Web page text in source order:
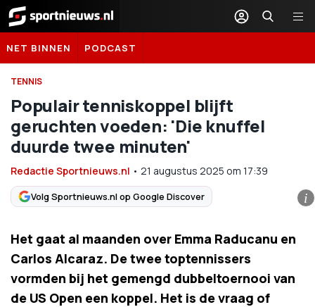
Sportnieuws.nl
NET BINNEN PODCAST
TENNIS
Populair tenniskoppel blijft
geruchten voeden: 'Die knuffel
duurde twee minuten'
Redactie Sportnieuws.nl • 21 augustus 2025 om 17:39
Volg Sportnieuws.nl op Google Discover i
Het gaat al maanden over Emma Raducanu en
Carlos Alcaraz. De twee toptennissers
vormden bij het gemengd dubbeltoernooi van
de US Open een koppel. Het is de vraag of